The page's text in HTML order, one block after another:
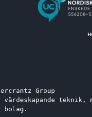
Group
värdeskapande
bolag.